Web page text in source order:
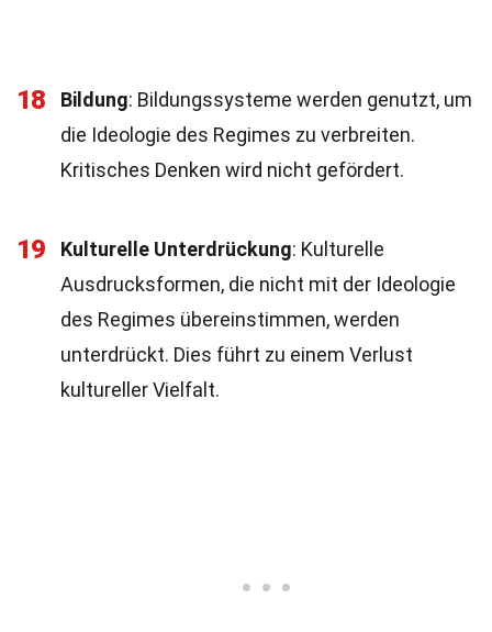
18 Bildung: Bildungssysteme werden genutzt, um
die Ideologie des Regimes zu verbreiten.
Kritisches Denken wird nicht gefördert.
19 Kulturelle Unterdrückung: Kulturelle
Ausdrucksformen, die nicht mit der Ideologie
des Regimes übereinstimmen, werden
unterdrückt. Dies führt zu einem Verlust
kultureller Vielfalt.